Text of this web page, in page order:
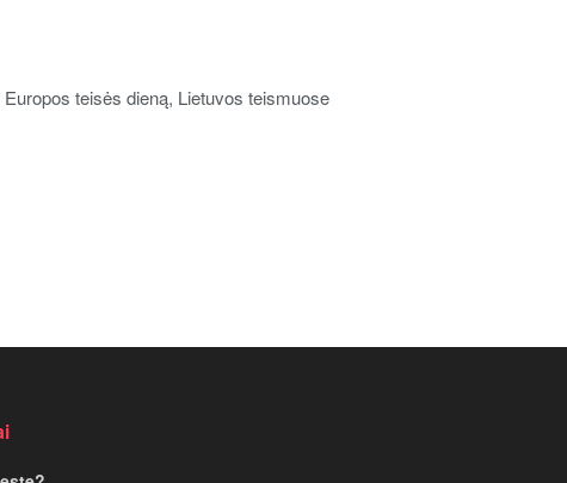
teisės dieną, Lietuvos teismuose